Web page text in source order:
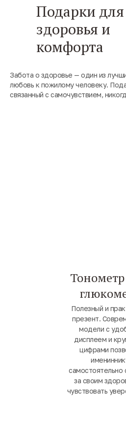
Подарки для
здоровья и
комфорта
Забота о здоровье — один из
любовь к пожилому человеку.
связанный с самочувствием,
Полезный и
презент.
модели с
дисплеем и
цифрами
самостоятельно
за своим
чувствовать